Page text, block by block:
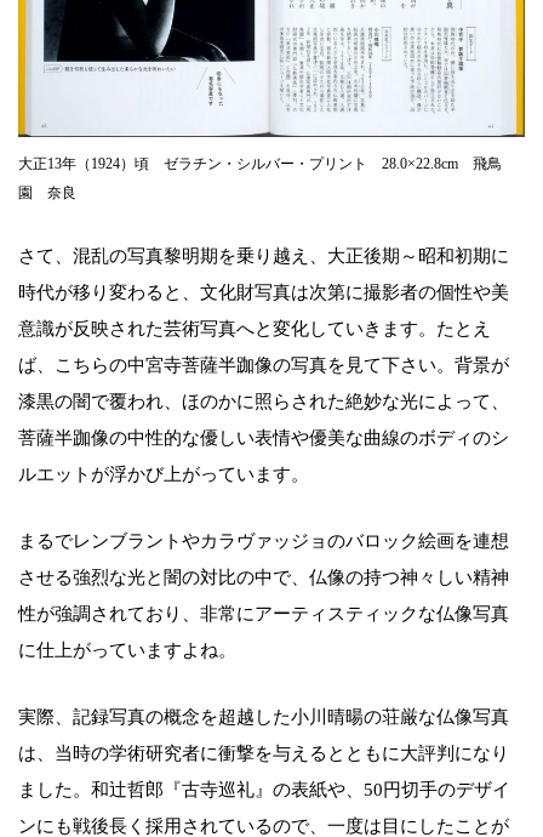
大正13年（1924）頃 ゼラチン・シルバー・プリント 28.0×22.8cm 飛鳥
園 奈良
さて、混乱の写真黎明期を乗り越え、大正後期～昭和初期に
時代が移り変わると、文化財写真は次第に撮影者の個性や美
意識が反映された芸術写真へと変化していきます。たとえ
ば、こちらの中宮寺菩薩半跏像の写真を見て下さい。背景が
漆黒の闇で覆われ、ほのかに照らされた絶妙な光によって、
菩薩半跏像の中性的な優しい表情や優美な曲線のボディのシ
ルエットが浮かび上がっています。
まるでレンブラントやカラヴァッジョのバロック絵画を連想
させる強烈な光と闇の対比の中で、仏像の持つ神々しい精神
性が強調されており、非常にアーティスティックな仏像写真
に仕上がっていますよね。
実際、記録写真の概念を超越した小川晴暘の荘厳な仏像写真
は、当時の学術研究者に衝撃を与えるとともに大評判になり
ました。和辻哲郎『古寺巡礼』の表紙や、50円切手のデザイ
ンにも戦後長く採用されているので、一度は目にしたことが